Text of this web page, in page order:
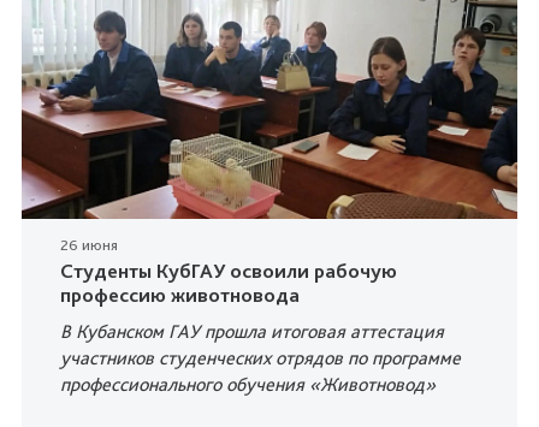
26 июня
Студенты КубГАУ освоили рабочую
профессию животновода
В Кубанском ГАУ прошла итоговая аттестация
участников студенческих отрядов по программе
профессионального обучения «Животновод»